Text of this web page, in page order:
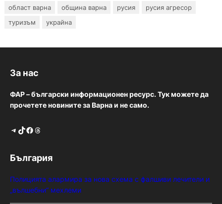
област варна
община варна русия
русия агресор
туризъм
украйна
За нас
ФАР – български информационен ресурс. Тук можете да
прочетете новините за Варна и не само.
Telegram TikTok Facebook Threads
България
Полицията алармира за нова схема с фалшиви лечители и
„вълшебни“ мехлеми